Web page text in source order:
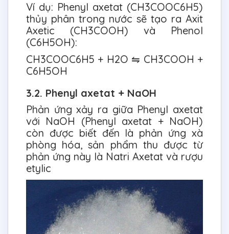
Ví dụ: Phenyl axetat (CH3COOC6H5)
thủy phân trong nước sẽ tạo ra Axit
Axetic (CH3COOH) và Phenol
(C6H5OH):
CH3COOC6H5 + H2O ⇋ CH3COOH +
C6H5OH
3.2. Phenyl axetat + NaOH
Phản ứng xảy ra giữa Phenyl axetat
với NaOH (Phenyl axetat + NaOH)
còn được biết đến là phản ứng xà
phòng hóa, sản phẩm thu được từ
phản ứng này là Natri Axetat và rượu
etylic